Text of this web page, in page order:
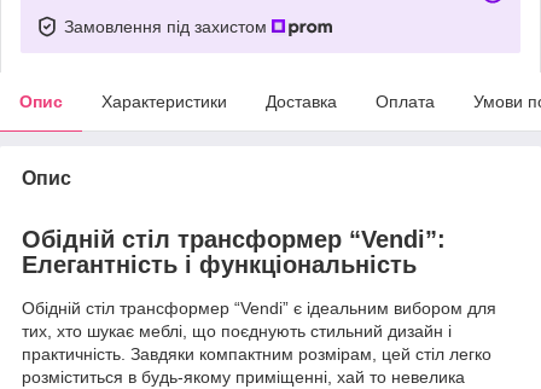
Замовлення під захистом
Опис Характеристики Доставка Оплата Умови
Опис
Обідній стіл трансформер “Vendi”:
Елегантність і функціональність
Обідній стіл трансформер “Vendi” є ідеальним вибором для
тих, хто шукає меблі, що поєднують стильний дизайн і
практичність. Завдяки компактним розмірам, цей стіл легко
розміститься в будь-якому приміщенні, хай то невелика